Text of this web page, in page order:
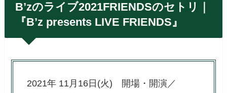
B’zのライブ2021FRIENDSのセトリ｜
『B’z presents LIVE FRIENDS』
2021年 11月16日(火) 開場・開演／